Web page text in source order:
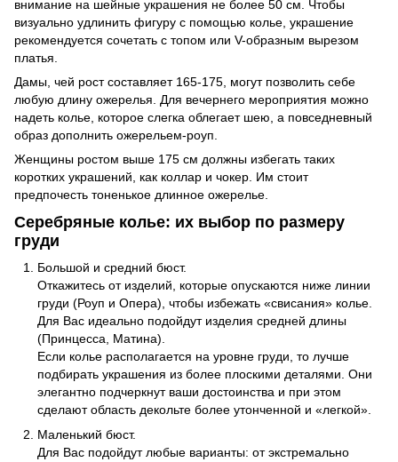
внимание на шейные украшения не более 50 см. Чтобы
визуально удлинить фигуру с помощью колье, украшение
рекомендуется сочетать с топом или V-образным вырезом
платья.
Дамы, чей рост составляет 165-175, могут позволить себе
любую длину ожерелья. Для вечернего мероприятия можно
надеть колье, которое слегка облегает шею, а повседневный
образ дополнить ожерельем-роуп.
Женщины ростом выше 175 см должны избегать таких
коротких украшений, как коллар и чокер. Им стоит
предпочесть тоненькое длинное ожерелье.
Серебряные колье: их выбор по размеру
груди
Большой и средний бюст.
Откажитесь от изделий, которые опускаются ниже линии
груди (Роуп и Опера), чтобы избежать «свисания» колье.
Для Вас идеально подойдут изделия средней длины
(Принцесса, Матина).
Если колье располагается на уровне груди, то лучше
подбирать украшения из более плоскими деталями. Они
элегантно подчеркнут ваши достоинства и при этом
сделают область декольте более утонченной и «легкой».
Маленький бюст.
Для Вас подойдут любые варианты: от экстремально